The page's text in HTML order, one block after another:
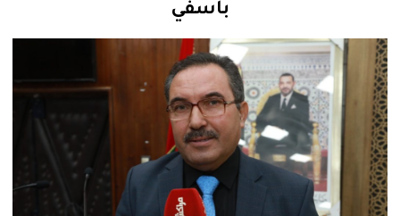
حوادث
دولية
المرأة
فنية
بآسفي